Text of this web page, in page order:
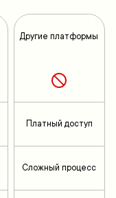
Другие платформы
Платный доступ
Сложный процесс